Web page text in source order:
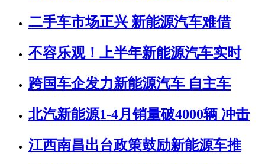
二手车市场正兴 新能源汽车难借
不容乐观！上半年新能源汽车实时
跨国车企发力新能源汽车 自主车
北汽新能源1-4月销量破4000辆 冲击
江西南昌出台政策鼓励新能源车推